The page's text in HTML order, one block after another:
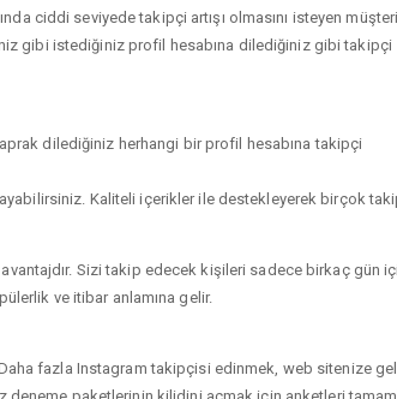
ciddi seviyede takipçi artışı olmasını isteyen
gibi istediğiniz profil hesabına dilediğiniz gibi takipçi
dilediğiniz herhangi bir profil hesabına takipçi
Kaliteli içerikler ile destekleyerek birçok
Sizi takip edecek kişileri sadece birkaç gün
ve itibar anlamına gelir.
Daha fazla Instagram takipçisi edinmek, web sitenize